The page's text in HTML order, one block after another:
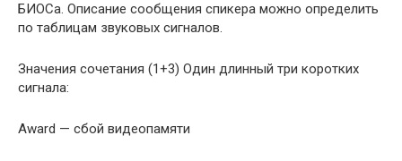
БИОСа. Описание сообщения спикера можно определить
по таблицам звуковых сигналов.
Значения сочетания (1+3) Один длинный три коротких
сигнала:
Award — сбой видеопамяти